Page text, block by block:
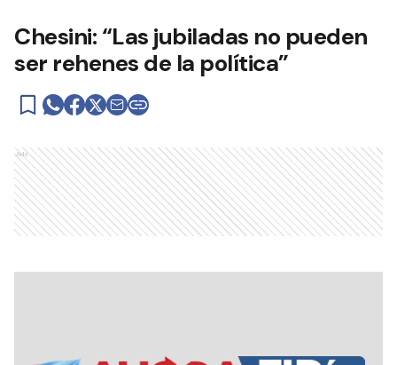
Chesini: “Las jubiladas no pueden
ser rehenes de la política”
Ads